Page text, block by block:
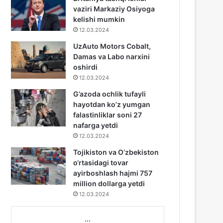
vaziri Markaziy Osiyoga
kelishi mumkin
12.03.2024
UzAuto Motors Cobalt,
Damas va Labo narxini
oshirdi
12.03.2024
G’azoda ochlik tufayli
hayotdan ko’z yumgan
falastinliklar soni 27
nafarga yetdi
12.03.2024
Tojikiston va O‘zbekiston
o‘rtasidagi tovar
ayirboshlash hajmi 757
million dollarga yetdi
12.03.2024
...